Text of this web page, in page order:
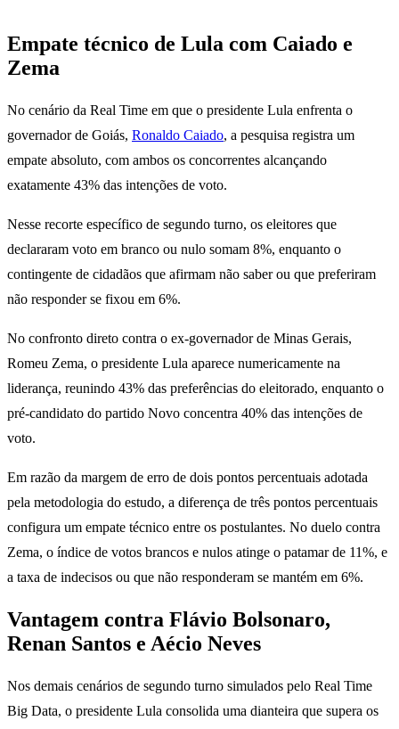
Empate técnico de Lula com Caiado e
Zema
No cenário da Real Time em que o presidente Lula enfrenta o
governador de Goiás, Ronaldo Caiado, a pesquisa registra um
empate absoluto, com ambos os concorrentes alcançando
exatamente 43% das intenções de voto.
Nesse recorte específico de segundo turno, os eleitores que
declararam voto em branco ou nulo somam 8%, enquanto o
contingente de cidadãos que afirmam não saber ou que preferiram
não responder se fixou em 6%.
No confronto direto contra o ex-governador de Minas Gerais,
Romeu Zema, o presidente Lula aparece numericamente na
liderança, reunindo 43% das preferências do eleitorado, enquanto o
pré-candidato do partido Novo concentra 40% das intenções de
voto.
Em razão da margem de erro de dois pontos percentuais adotada
pela metodologia do estudo, a diferença de três pontos percentuais
configura um empate técnico entre os postulantes. No duelo contra
Zema, o índice de votos brancos e nulos atinge o patamar de 11%, e
a taxa de indecisos ou que não responderam se mantém em 6%.
Vantagem contra Flávio Bolsonaro,
Renan Santos e Aécio Neves
Nos demais cenários de segundo turno simulados pelo Real Time
Big Data, o presidente Lula consolida uma dianteira que supera os